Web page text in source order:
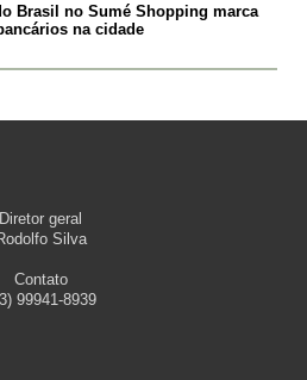
Brasil no Sumé Shopping marca
na cidade
Diretor geral
Silva
Contato
99941-8939